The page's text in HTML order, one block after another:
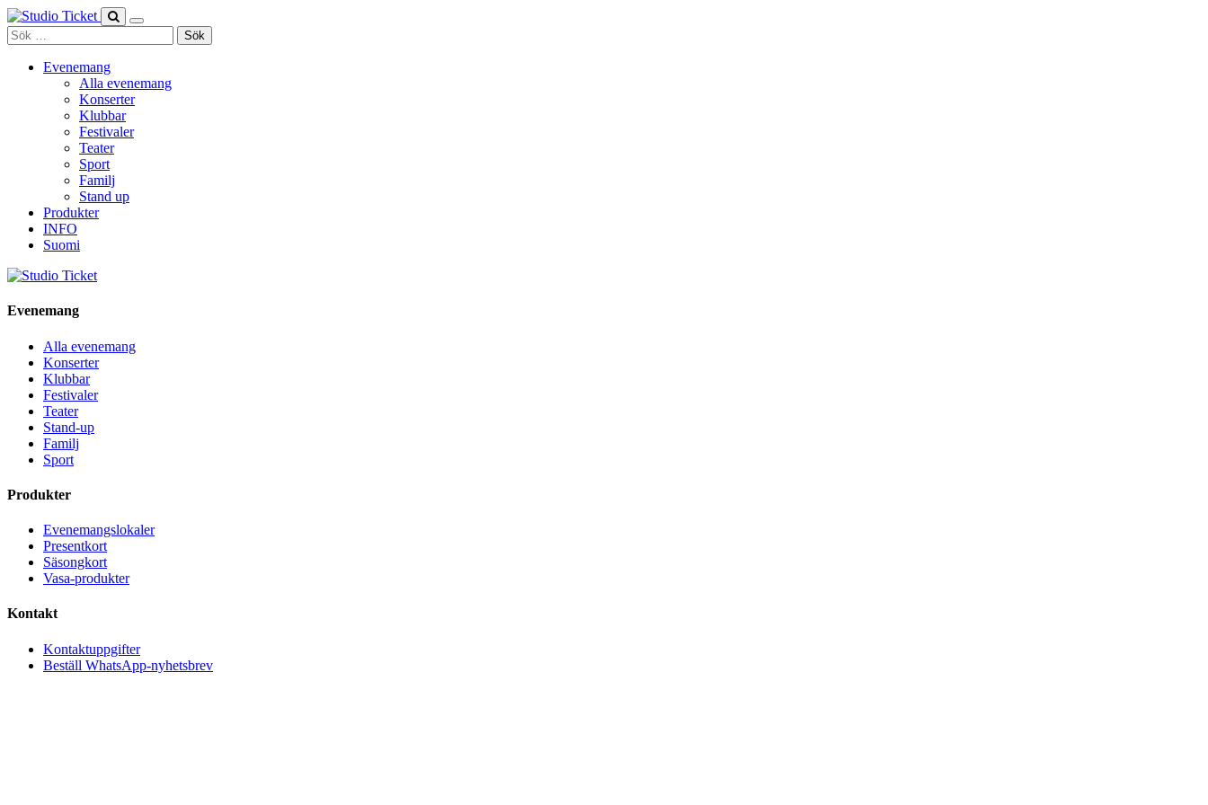
Skip
to
content
Sök
efter:
Evenemang
Alla evenemang
Konserter
Klubbar
Festivaler
Teater
Sport
Familj
Stand up
Produkter
INFO
Suomi
Evenemang
Alla evenemang
Konserter
Klubbar
Festivaler
Teater
Stand-up
Familj
Sport
Produkter
Evenemangslokaler
Presentkort
Säsongkort
Vasa-produkter
Kontakt
Kontaktuppgifter
Beställ WhatsApp-nyhetsbrev